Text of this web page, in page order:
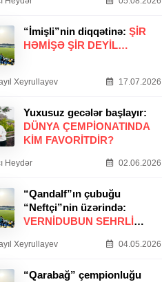
“İmişli”nin diqqətinə: ŞIR
HƏMIŞƏ ŞIR DEYIL…
Xeyrullayev 17.07.2026
Yuxusuz gecələr başlayır:
DÜNYA ÇEMPIONATINDA
KIM FAVORITDIR?
Heydər 02.06.2026
“Qandalf”ın çubuğu
“Neftçi”nin üzərində:
VERNİDUBUN SEHRLİ
Xeyrullayev 04.05.2026
“Qarabağ” çempionluğu